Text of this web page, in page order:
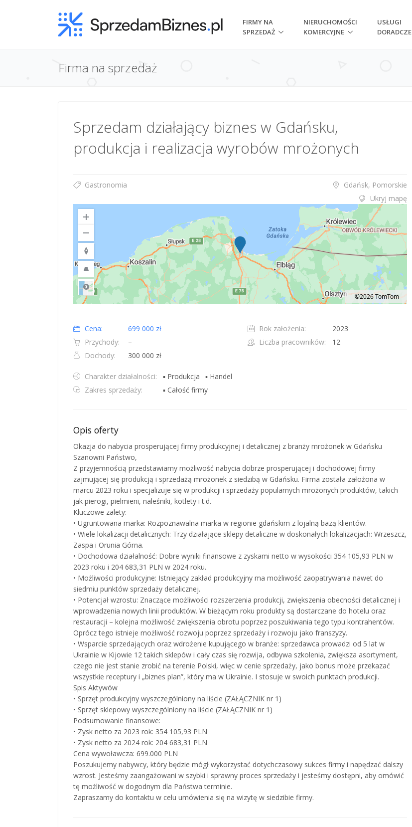
FIRMY NA
SPRZEDAŻ
NIERUCHOMOŚCI
KOMERCYJNE
USŁUGI
DORADCZE
Firma na sprzedaż
Sprzedam działający biznes w Gdańsku,
produkcja i realizacja wyrobów mrożonych
Gastronomia
Gdańsk, Pomorskie
Ukryj mapę
Road
©2026 TomTom
Cena:
699 000 zł
Przychody:
–
Dochody:
300 000 zł
Rok założenia:
2023
Liczba pracowników:
12
Charakter działalności: ▪ Produkcja
▪ Handel
Zakres sprzedaży:
▪ Całość firmy
Opis oferty
Okazja do nabycia prosperującej firmy produkcyjnej i detalicznej z branży mrożonek w Gdańsku
Szanowni Państwo,
Z przyjemnością przedstawiamy możliwość nabycia dobrze prosperującej i dochodowej firmy
zajmującej się produkcją i sprzedażą mrożonek z siedzibą w Gdańsku. Firma została założona w
marcu 2023 roku i specjalizuje się w produkcji i sprzedaży popularnych mrożonych produktów, takich
jak pierogi, pielmieni, naleśniki, kotlety i t.d.
Kluczowe zalety:
• Ugruntowana marka: Rozpoznawalna marka w regionie gdańskim z lojalną bazą klientów.
• Wiele lokalizacji detalicznych: Trzy działające sklepy detaliczne w doskonałych lokalizacjach: Wrzeszcz,
Zaspa i Orunia Górna.
• Dochodowa działalność: Dobre wyniki finansowe z zyskami netto w wysokości 354 105,93 PLN w
2023 roku i 204 683,31 PLN w 2024 roku.
• Możliwości produkcyjne: Istniejący zakład produkcyjny ma możliwość zaopatrywania nawet do
siedmiu punktów sprzedaży detalicznej.
• Potencjał wzrostu: Znaczące możliwości rozszerzenia produkcji, zwiększenia obecności detalicznej i
wprowadzenia nowych linii produktów. W bieżącym roku produkty są dostarczane do hotelu oraz
restauracji – kolejna możliwość zwiększenia obrotu poprzez poszukiwania tego typu kontrahentów.
Oprócz tego istnieje możliwość rozwoju poprzez sprzedaży i rozwoju jako franszyzy.
• Wsparcie sprzedających oraz wdrożenie kupującego w branże: sprzedawca prowadzi od 5 lat w
Ukrainie w Kijowie 12 takich sklepów i cały czas się rozwija, odbywa szkolenia, zwiększa asortyment,
czego nie jest stanie zrobić na terenie Polski, więc w cenie sprzedaży, jako bonus może przekazać
wszystkie receptury i „biznes plan”, który ma w Ukrainie. I stosuje w swoich punktach produkcji.
Spis Aktywów
• Sprzęt produkcyjny wyszczególniony na liście (ZAŁĄCZNIK nr 1)
• Sprzęt sklepowy wyszczególniony na liście (ZAŁĄCZNIK nr 1)
Podsumowanie finansowe:
• Zysk netto za 2023 rok: 354 105,93 PLN
• Zysk netto za 2024 rok: 204 683,31 PLN
Cena wywoławcza: 699.000 PLN
Poszukujemy nabywcy, który będzie mógł wykorzystać dotychczasowy sukces firmy i napędzać dalszy
wzrost. Jesteśmy zaangażowani w szybki i sprawny proces sprzedaży i jesteśmy dostępni, aby omówić
tę możliwość w dogodnym dla Państwa terminie.
Zapraszamy do kontaktu w celu umówienia się na wizytę w siedzibie firmy.